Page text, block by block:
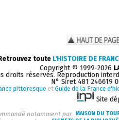
toute L'HISTOIRE DE
Copyright © 1999-2026
droits réservés. Reproduction
N° Siret 481 246619
pittoresque et Guide de la France
Site
notamment par MAISON DU